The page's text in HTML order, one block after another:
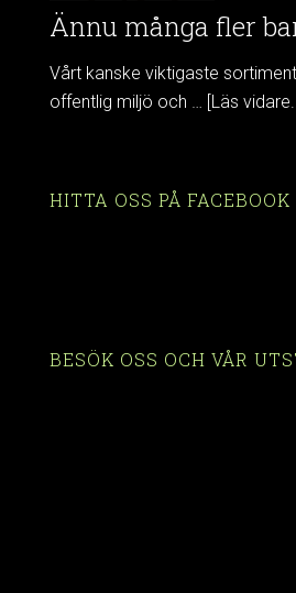
Ännu många fler
Vårt kanske viktigaste
offentlig miljö och … [Läs
HITTA OSS PÅ FACEBOOK
BESÖK OSS OCH VÅR